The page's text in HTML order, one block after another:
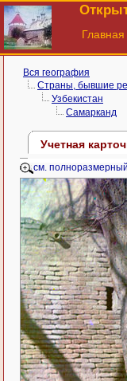
Главная
Вся география
Страны, бывшие
Узбекистан
Самарканд
Учетная
см.